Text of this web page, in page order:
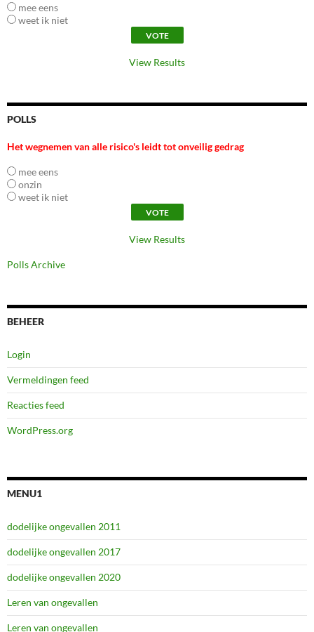
mee eens
weet ik niet
View Results
POLLS
Het wegnemen van alle risico's leidt tot onveilig gedrag
mee eens
onzin
weet ik niet
View Results
Polls Archive
BEHEER
Login
Vermeldingen feed
Reacties feed
WordPress.org
MENU1
dodelijke ongevallen 2011
dodelijke ongevallen 2017
dodelijke ongevallen 2020
Leren van ongevallen
Leren van ongevallen